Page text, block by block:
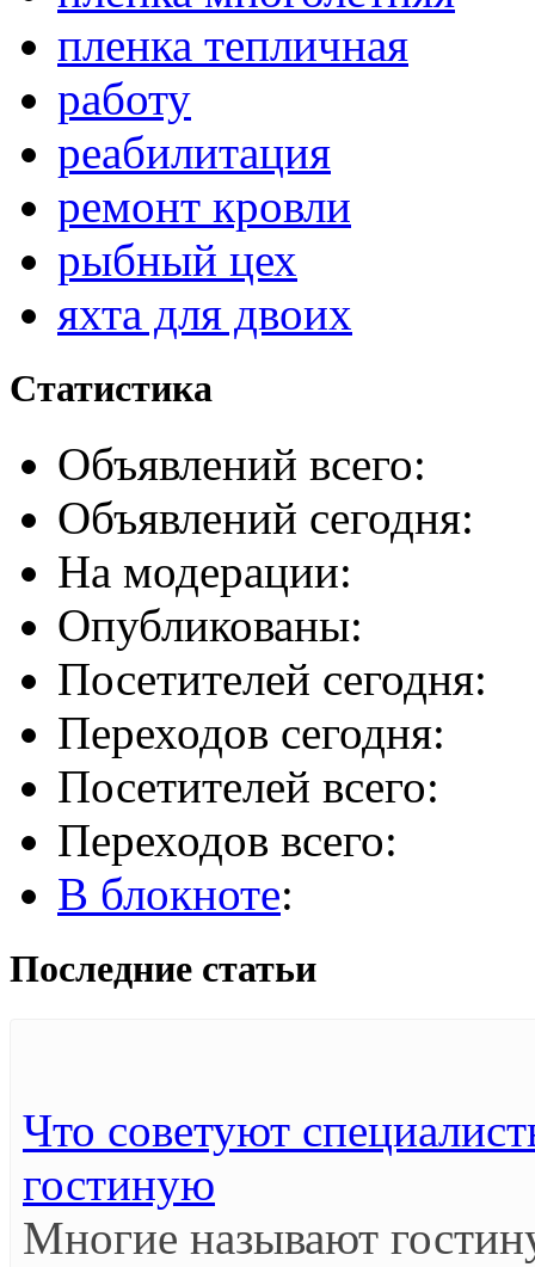
пленка тепличная
работу
реабилитация
ремонт кровли
рыбный цех
яхта для двоих
Статистика
Объявлений всего:
Объявлений сегодня:
На модерации:
Опубликованы:
Посетителей сегодня:
Переходов сегодня:
Посетителей всего:
Переходов всего:
В блокноте:
Последние статьи
Что советуют
гостиную
Многие называют